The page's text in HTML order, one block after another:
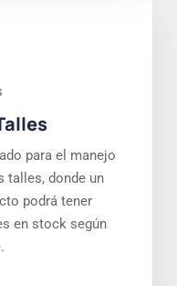
para el manejo
talles, donde un
podrá tener
en stock según